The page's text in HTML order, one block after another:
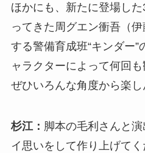
ほかにも、新たに登場し
ってきた周グエン衝吾（
する警備育成班“キンダー
ャラクターによって何回も
ぜひいろんな角度から楽し
杉江： 脚本の毛利さんと
イ思いをして作り上げて